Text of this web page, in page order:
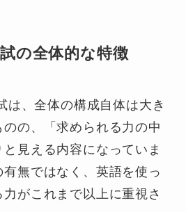
の全体的な特徴
は、全体の構成自体は大き
のの、「求められる力の中
見える内容になっていま
有無ではなく、英語を使っ
がこれまで以上に重視さ